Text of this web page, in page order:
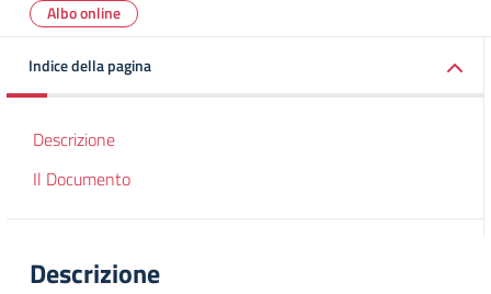
Albo online
Indice della pagina
Descrizione
Il Documento
Descrizione